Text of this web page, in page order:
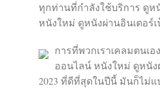
ทุกท่านที่กำลังใช้บริการ ดูห
หนังใหม่ ดูหนังผ่านอินเตอร์เ
การที่พวกเราเคลมตนเอ
ออนไลน์ หนังใหม่ ดูหนัง
2023 ที่ดีที่สุดในปีนี้ มันก็ไม่แ